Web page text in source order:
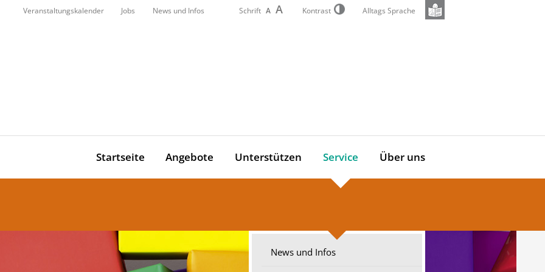
Veranstaltungskalender Jobs News und Infos Schrift A A Kontrast Alltags Sprache
Startseite Angebote Unterstützen Service Über uns
News und Infos